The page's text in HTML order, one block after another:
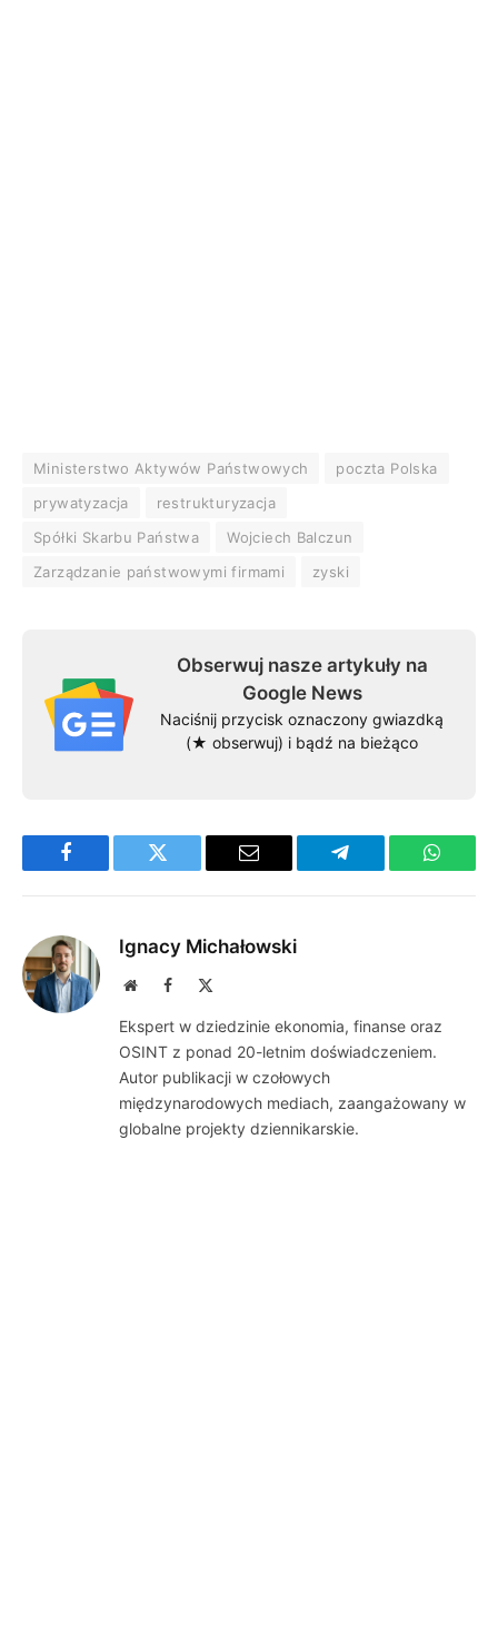
Ministerstwo Aktywów Państwowych
poczta Polska
prywatyzacja
restrukturyzacja
Spółki Skarbu Państwa
Wojciech Balczun
Zarządzanie państwowymi firmami
zyski
Obserwuj nasze artykuły na
Google News
Naciśnij przycisk oznaczony gwiazdką
(★ obserwuj) i bądź na bieżąco
Facebook Twitter Email Telegram
Ignacy Michałowski
WebsiteFacebook
Ekspert w dziedzinie ekonomia, finanse oraz
OSINT z ponad 20-letnim doświadczeniem.
Autor publikacji w czołowych
międzynarodowych mediach, zaangażowany w
globalne projekty dziennikarskie.